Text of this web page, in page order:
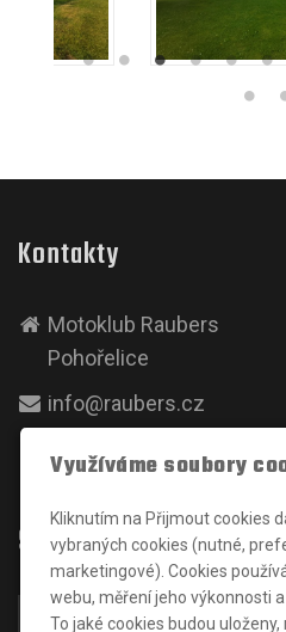
Kontakty
Motoklub Raubers
Pohořelice
info@raubers.cz
Sociální sítě
Využíváme soubory
Kliknutím na Přijmout cookies
vybraných cookies (nutné,
marketingové). Cookies
webu, měření jeho výkonnosti
To jaké cookies budou